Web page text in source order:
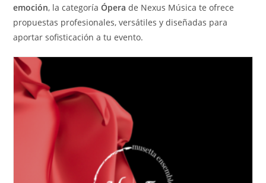
emoción, la categoríaÓpera de Nexus Música te ofrece
propuestas profesionales, versátiles y diseñadas para
aportar sofisticación a tu evento.